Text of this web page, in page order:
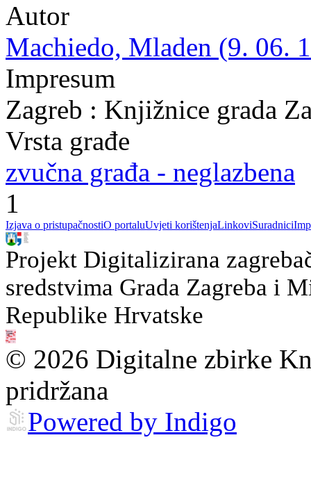
Autor
Machiedo, Mladen (9. 06.
Impresum
Zagreb : Knjižnice grada
Vrsta građe
zvučna građa - neglazbena
1
Izjava o pristupačnostiO portaluUvjeti korištenjaLinkoviSuradnici
Projekt Digitalizirana
sredstvima Grada Zagreba i
Republike Hrvatske
© 2026 Digitalne zbirke
pridržana
Powered by Indigo